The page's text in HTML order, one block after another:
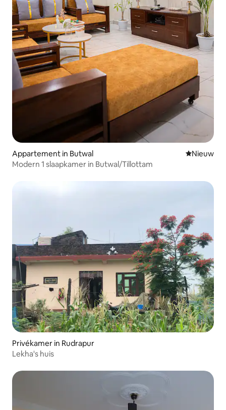
Appartement in Butwal Nieuwe
Nieuw
Modern 1 slaapkamer in Butwal/Tillottam
Privékamer in Rudrapur
Lekha's huis